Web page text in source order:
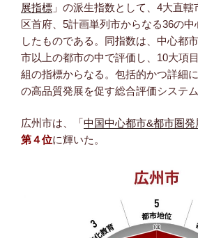
展指標 」の派生指数として、4大直
区首府、5計画単列市からなる36の
したものである。同指数は、中心都
市以上の都市の中で評価し、10大項
組の指標からなる。包括的かつ詳細
の高品質発展を促す総合評価システム
広州市は、「中国中心都市&都市圏発
第４位に輝いた。